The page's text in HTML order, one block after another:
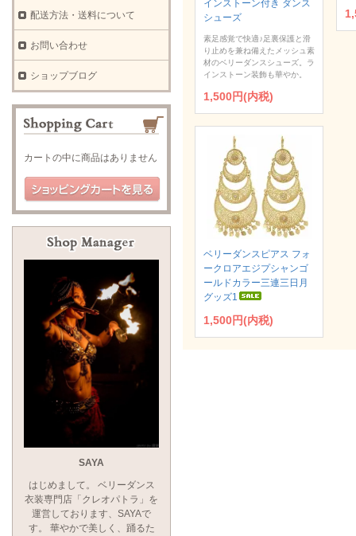
インストーン付き ダンス
シューズ
素足感覚で快適♪足裏保護と滑
り止めを兼ね備えたメッシュ素
材のベリーダンスシューズ。ラ
インストーン装飾も華やか。
1,500円(内税)
ベリーダンスピアス フォ
ークロアエジプシャンゴ
ールドカラー三連三日月
グッズ1
1,500円(内税)
配送方法・送料について
お問い合わせ
ショップブログ
カートの中に商品はありません
SAYA
はじめまして。 ベリーダンス
衣装専門店「クレオパトラ」を
運営しております、SAYAで
す。 華やかで美しく、踊るた